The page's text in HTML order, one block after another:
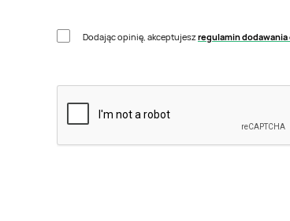
Dodając opinię, akceptujeszregulamin